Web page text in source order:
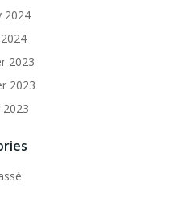
2024
2023
2023